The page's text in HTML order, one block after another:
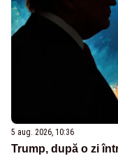
5 aug. 2026, 10:36
Trump, după o zi